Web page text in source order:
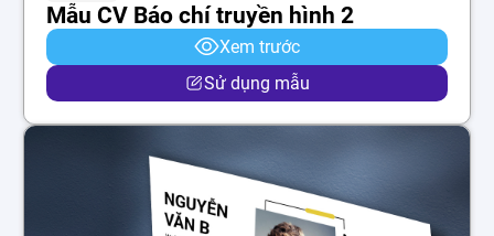
Mẫu CV Báo chí truyền hình 2
Xem trước
Sử dụng mẫu